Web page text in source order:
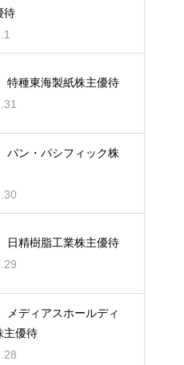
待
特種東海製紙株主優待
パン・パシフィック株
日精樹脂工業株主優待
メディアスホールディ
主優待